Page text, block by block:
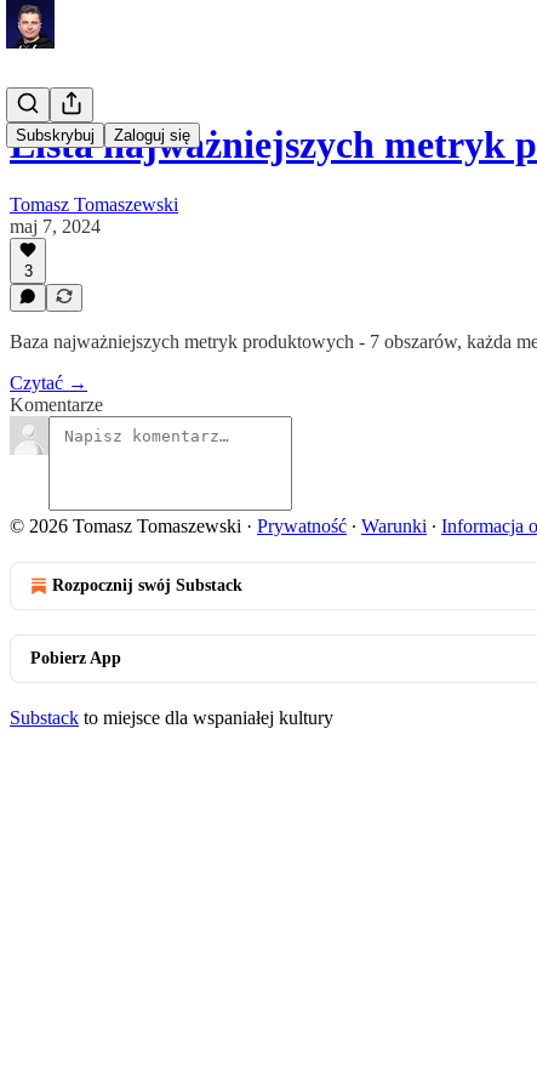
Subskrybuj Zaloguj się
Lista najważniejszych metryk
Tomasz Tomaszewski
maj 7, 2024
3
Baza najważniejszych metryk produktowych - 7 obszarów, każda
Czytać →
Komentarze
© 2026 Tomasz Tomaszewski · Prywatność ∙ Warunki ∙ Informacja
Rozpocznij swój Substack
Pobierz App
Substack to miejsce dla wspaniałej kultury